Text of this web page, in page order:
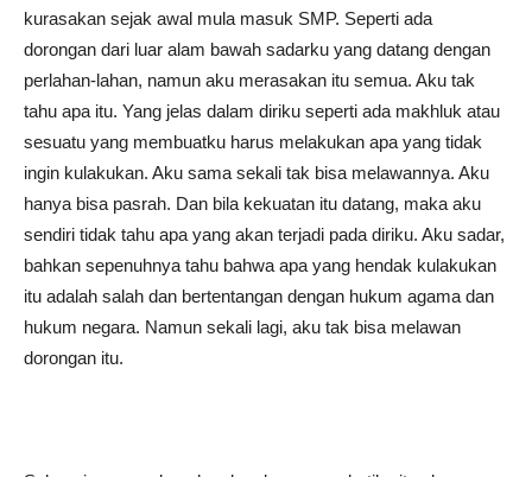
kurasakan sejak awal mula masuk SMP. Seperti ada
dorongan dari luar alam bawah sadarku yang datang dengan
perlahan-lahan, namun aku merasakan itu semua. Aku tak
tahu apa itu. Yang jelas dalam diriku seperti ada makhluk atau
sesuatu yang membuatku harus melakukan apa yang tidak
ingin kulakukan. Aku sama sekali tak bisa melawannya. Aku
hanya bisa pasrah. Dan bila kekuatan itu datang, maka aku
sendiri tidak tahu apa yang akan terjadi pada diriku. Aku sadar,
bahkan sepenuhnya tahu bahwa apa yang hendak kulakukan
itu adalah salah dan bertentangan dengan hukum agama dan
hukum negara. Namun sekali lagi, aku tak bisa melawan
dorongan itu.